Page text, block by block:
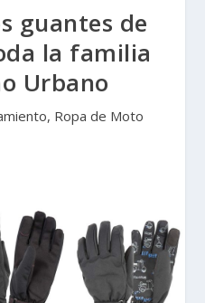
guantes de
la familia
Urbano
, Ropa de Moto